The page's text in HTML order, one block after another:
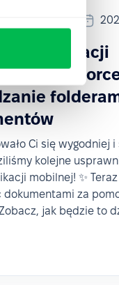
aplikacji
Ci się wygodniej i
kolejne
mobilnej! ✨
dokumentami za
jak będzie to